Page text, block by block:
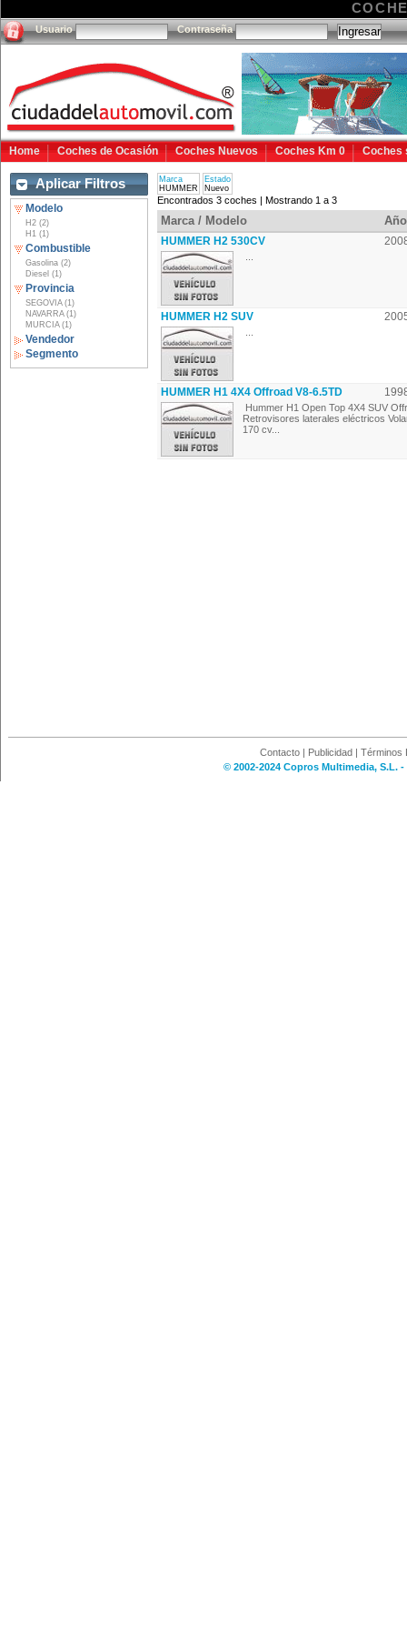
Usuario Contraseña
Home Coches de Ocasión Coches Nuevos Coches Km 0 Coches
Aplicar Filtros
Modelo
H2 (2)
H1 (1)
Combustible
Gasolina (2)
Diesel (1)
Provincia
SEGOVIA (1)
NAVARRA (1)
MURCIA (1)
Vendedor
Segmento
Marca
HUMMER
Estado
Nuevo
Encontrados 3 coches | Mostrando 1 a 3
Marca / Modelo Año
HUMMER H2 530CV
HUMMER H2 SUV
HUMMER H1 4X4 Offroad V8-6.5TD
Hummer H1 Open Top 4X4 SUV
Retrovisores laterales eléctricos
170 cv...
Contacto | Publicidad | Términos
© 2002-2024 Copros Multimedia, S.L.